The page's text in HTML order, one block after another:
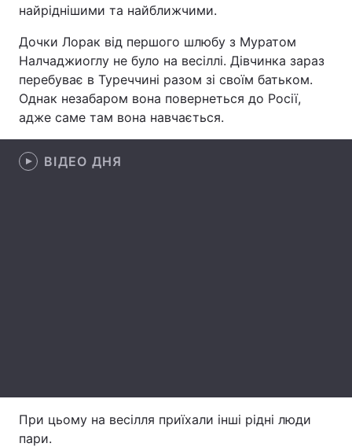
Спорт
Техно і зв'язок Лайт
Зброя
Здоров'я Туризм
Цікавинки
Послуги
найріднішими та найближчими.
Дочки Лорак від першого шлюбу з Муратом
Налчаджиоглу не було на весіллі. Дівчинка зараз
перебуває в Туреччині разом зі своїм батьком.
Однак незабаром вона повернеться до Росії,
адже саме там вона навчається.
ВІДЕО ДНЯ
При цьому на весілля приїхали інші рідні люди
пари.